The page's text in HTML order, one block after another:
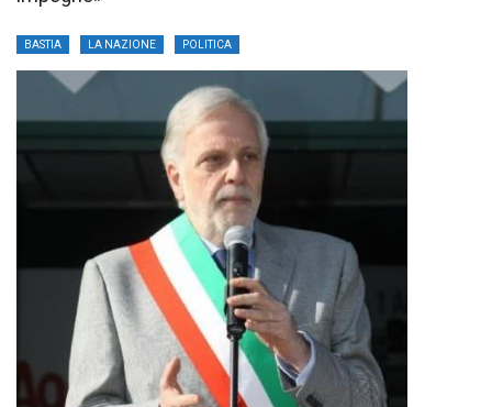
BASTIA LA NAZIONE POLITICA